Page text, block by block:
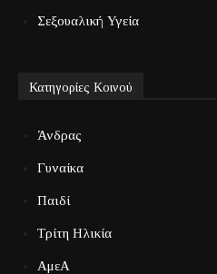
Σεξουαλική Υγεία
Κατηγορίες Κοινού
Άνδρας
Γυναίκα
Παιδί
Τρίτη Ηλικία
ΑμεΑ